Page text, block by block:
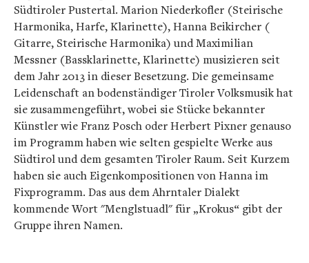
Südtiroler Pustertal. Marion Niederkofler (Steirische
Harmonika, Harfe, Klarinette), Hanna Beikircher (
Gitarre, Steirische Harmonika) und Maximilian
Messner (Bassklarinette, Klarinette) musizieren seit
dem Jahr 2013 in dieser Besetzung. Die gemeinsame
Leidenschaft an bodenständiger Tiroler Volksmusik hat
sie zusammengeführt, wobei sie Stücke bekannter
Künstler wie Franz Posch oder Herbert Pixner genauso
im Programm haben wie selten gespielte Werke aus
Südtirol und dem gesamten Tiroler Raum. Seit Kurzem
haben sie auch Eigenkompositionen von Hanna im
Fixprogramm. Das aus dem Ahrntaler Dialekt
kommende Wort "Menglstuadl" für „Krokus“ gibt der
Gruppe ihren Namen.